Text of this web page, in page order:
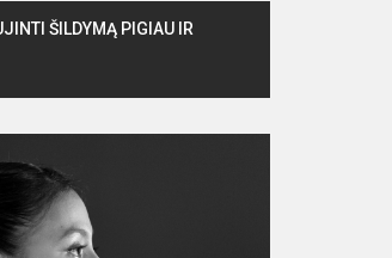
ŠILDYMĄ PIGIAU IR